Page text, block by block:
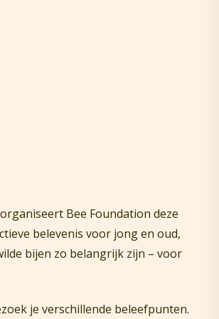
Bee Foundation deze
belevenis voor jong en oud,
bijen zo belangrijk zijn – voor
je verschillende beleefpunten.